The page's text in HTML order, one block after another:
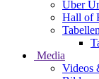
Über
Hall of
Media
Videos